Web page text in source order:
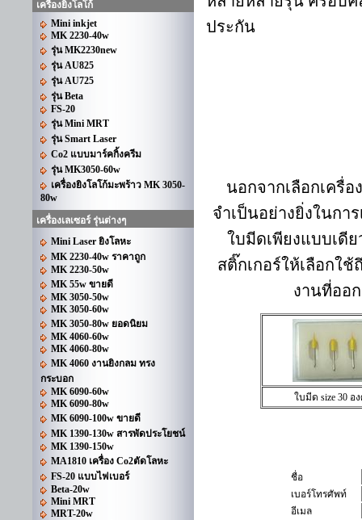
เครื่องยิงโลโก้
Mini inkjet
MK 2230-40w
รุ่น MK2230new
รุ่น AU825
รุ่น AU725
รุ่น Beta
FS-20
รุ่น Mini MRT
รุ่น Smart Laser
Co2 แบบมาร์คกิ้งครีม
รุ่น MK3050-60w
เครื่องยิงโลโก้มะพร้าว MK 3050-
80w
เครื่องเลเซอร์ รุ่นต่างๆ
Mini Laser ยิงโลหะ
MK 2230-40w ราคาถูก
MK 2230-50w
MK 55w ขายดี
MK 3050-50w
MK 3050-60w
MK 3050-80w ยอดนิยม
MK 4060-60w
MK 4060-80w
MK 4060 งานยิงกลม ทรง
กระบอก
MK 6090-60w
MK 6090-80w
MK 6090-100w ขายดี
MK 1390-130w สารพัดประโยชน์
MK 1390-150w
MA1810 เครื่อง Co2ตัดโลหะ
FS-20 แบบไฟเบอร์
Beta-20w
Mini MRT
MRT-20w
ประกัน
นอกจากเลือกเครื่
จำเป็นอย่างยิ่งในกา
ใบมีดเพียงแบบเดี
สติ๊กเกอร์ให้เลือกใ
งานที่ออ
ใบมีด size 30 อ
ชื่อ
เบอร์โทรศัพท์
อีเมล